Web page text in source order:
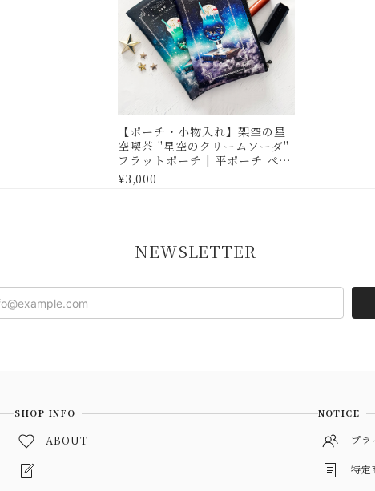
【ポーチ・小物入れ】架空の星
空喫茶 "星空のクリームソーダ"
フラットポーチ | 平ポーチ ペン
ケース
¥3,000
NEWSLETTER
SHOP INFO
ABOUT
NOTICE
プラ
特定